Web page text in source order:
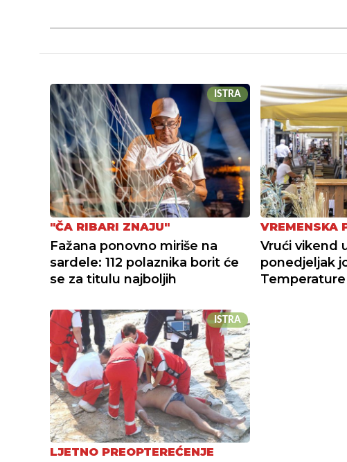
ISTRA
"ČA RIBARI ZNAJU"
Fažana ponovno miriše na
sardele: 112 polaznika borit će
se za titulu najboljih
VREMENSKA
Vrući vikend
ponedjeljak
Temperature
ISTRA
LJETNO PREOPTEREĆENJE